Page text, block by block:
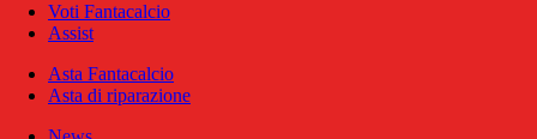
Voti Fantacalcio
Assist
Asta Fantacalcio
Asta di riparazione